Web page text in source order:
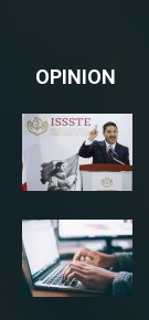
OPINION